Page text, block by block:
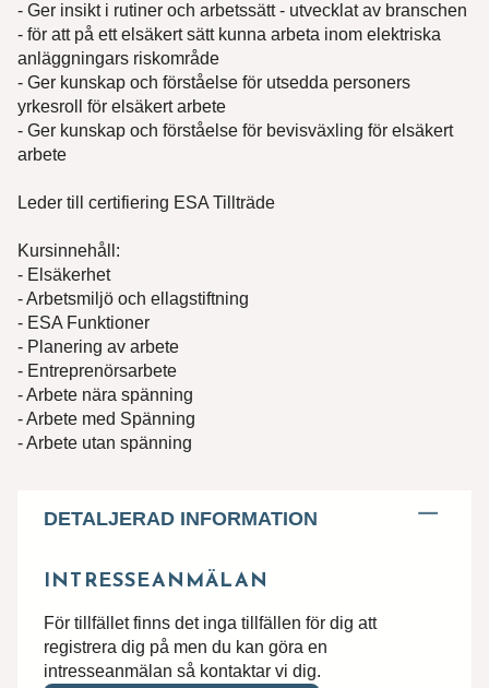
- Ger insikt i rutiner och arbetssätt - utvecklat av branschen
- för att på ett elsäkert sätt kunna arbeta inom elektriska
anläggningars riskområde
- Ger kunskap och förståelse för utsedda personers
yrkesroll för elsäkert arbete
- Ger kunskap och förståelse för bevisväxling för elsäkert
arbete
Leder till certifiering ESA Tillträde
Kursinnehåll:
- Elsäkerhet
- Arbetsmiljö och ellagstiftning
- ESA Funktioner
- Planering av arbete
- Entreprenörsarbete
- Arbete nära spänning
- Arbete med Spänning
- Arbete utan spänning
DETALJERAD INFORMATION
INTRESSEANMÄLAN
För tillfället finns det inga tillfällen för dig att
registrera dig på men du kan göra en
intresseanmälan så kontaktar vi dig.